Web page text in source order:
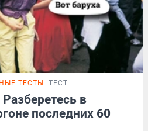
ТЕСТЫ ТЕСТ
в
последних 60